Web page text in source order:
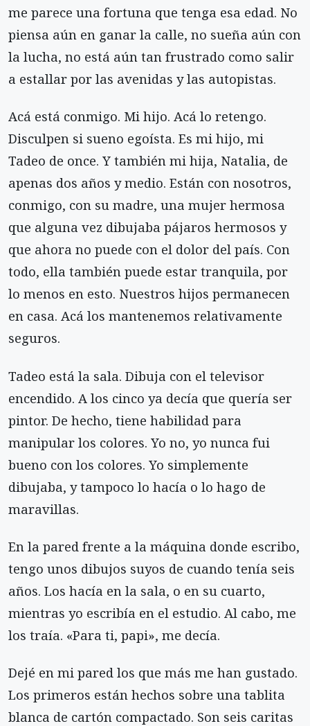
me parece una fortuna que tenga esa edad. No
piensa aún en ganar la calle, no sueña aún con
la lucha, no está aún tan frustrado como salir
a estallar por las avenidas y las autopistas.
Acá está conmigo. Mi hijo. Acá lo retengo.
Disculpen si sueno egoísta. Es mi hijo, mi
Tadeo de once. Y también mi hija, Natalia, de
apenas dos años y medio. Están con nosotros,
conmigo, con su madre, una mujer hermosa
que alguna vez dibujaba pájaros hermosos y
que ahora no puede con el dolor del país. Con
todo, ella también puede estar tranquila, por
lo menos en esto. Nuestros hijos permanecen
en casa. Acá los mantenemos relativamente
seguros.
Tadeo está la sala. Dibuja con el televisor
encendido. A los cinco ya decía que quería ser
pintor. De hecho, tiene habilidad para
manipular los colores. Yo no, yo nunca fui
bueno con los colores. Yo simplemente
dibujaba, y tampoco lo hacía o lo hago de
maravillas.
En la pared frente a la máquina donde escribo,
tengo unos dibujos suyos de cuando tenía seis
años. Los hacía en la sala, o en su cuarto,
mientras yo escribía en el estudio. Al cabo, me
los traía. «Para ti, papi», me decía.
Dejé en mi pared los que más me han gustado.
Los primeros están hechos sobre una tablita
blanca de cartón compactado. Son seis caritas